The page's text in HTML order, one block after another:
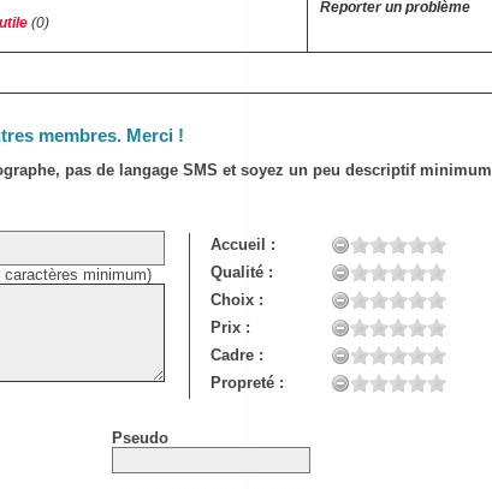
(0)
Reporter un problème
membres. Merci !
pas de langage SMS et soyez un peu descriptif minimum
caractères minimum)
Accueil :
Qualité :
Choix :
Prix :
Cadre :
Propreté :
Pseudo